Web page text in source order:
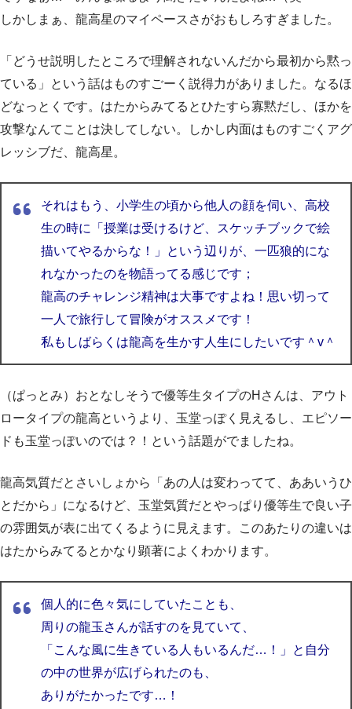
しかしまぁ、龍高星のマイペースさがおもしろすぎました。
「どうせ説明したところで理解されないんだから最初から黙っ
ている」という話はものすごーく説得力がありました。なるほ
どなっとくです。はたからみてるとひたすら寡黙だし、ほかを
攻撃なんてことは決してしない。しかし内面はものすごくアグ
レッシブだ、龍高星。
それはもう、小学生の頃から他人の顔を伺い、高校
生の時に「 授業は受けるけど、スケッチブックで絵
描いてやるからな！」
という辺りが、一匹狼的にな
れなかったのを物語ってる感じです；
龍高のチャレンジ精神は大事ですよね！ 思い切って
一人で旅行して冒険がオススメです！
私もしばらくは龍高を生かす人生にしたいです＾v＾
（ぱっとみ）おとなしそうで優等生タイプのHさんは、アウト
ロータイプの龍高というより、玉堂っぽく見えるし、エピソー
ドも玉堂っぽいのでは？！という話題がでましたね。
龍高気質だとさいしょから「あの人は変わってて、ああいうひ
とだから」になるけど、玉堂気質だとやっぱり優等生で良い子
の雰囲気が表に出てくるように見えます。このあたりの違いは
はたからみてるとかなり顕著によくわかります。
個人的に色々気にしていたことも、
周りの龍玉さんが話すのを見ていて、
「こんな風に生きている人もいるんだ…！」と自分
の中の世界が広げられたのも、
ありがたかったです…！